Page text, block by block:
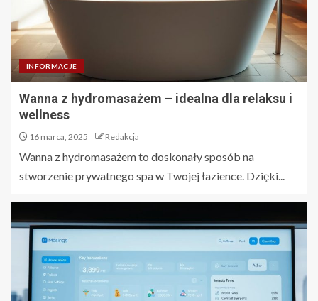
INFORMACJE
Wanna z hydromasażem – idealna dla relaksu i
wellness
16 marca, 2025 Redakcja
Wanna z hydromasażem to doskonały sposób na
stworzenie prywatnego spa w Twojej łazience. Dzięki...